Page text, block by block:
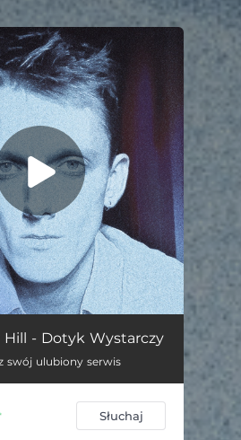
set!
03:33
Hill - Dotyk Wystarczy
swój ulubiony serwis
Słuchaj